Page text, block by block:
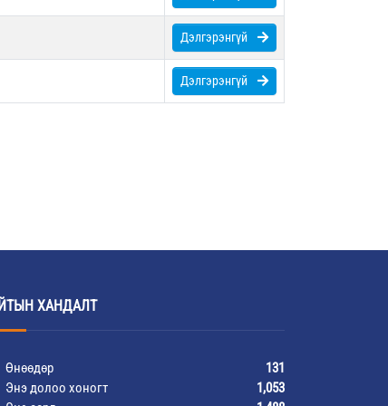
Дэлгэрэнгүй
Дэлгэрэнгүй
ХАНДАЛТ
Өнөөдөр
131
Энэ долоо хоногт
1,053